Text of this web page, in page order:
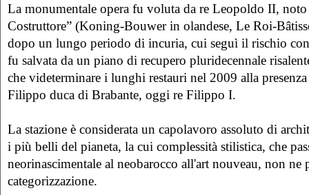
La monumentale opera fu voluta da re Leopoldo II, noto
Costruttore” (Koning-Bouwer in olandese, Le Roi-
dopo un lungo periodo di incuria, cui seguì il rischio
fu salvata da un piano di recupero pluridecennale
che videterminare i lunghi restauri nel 2009 alla
Filippo duca di Brabante, oggi re Filippo I.
La stazione è considerata un capolavoro assoluto di
i più belli del pianeta, la cui complessità stilistica, che
neorinascimentale al neobarocco all'art nouveau, non ne
categorizzazione.